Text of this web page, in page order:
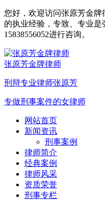
您好，欢迎访问张原芳金
的执业经验，专致、专业
15838556052进行咨询。
张原芳金牌律师
刑辩专业律师张原芳
专做刑事案件的女律师
网站首页
新闻资讯
刑事案例
律师简介
经典案例
律师风采
资质荣誉
刑事专栏